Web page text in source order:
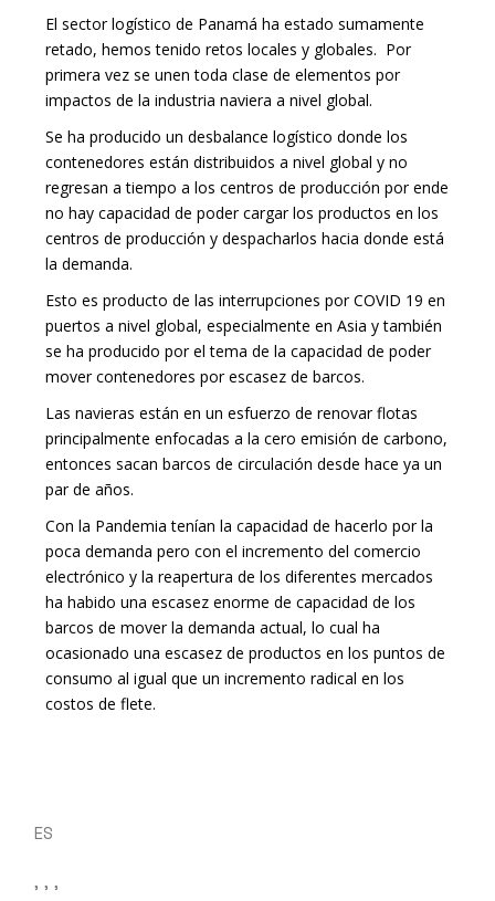
El sector logístico de Panamá ha estado sumamente
retado, hemos tenido retos locales y globales. Por
primera vez se unen toda clase de elementos por
impactos de la industria naviera a nivel global.
Se ha producido un desbalance logístico donde los
contenedores están distribuidos a nivel global y no
regresan a tiempo a los centros de producción por ende
no hay capacidad de poder cargar los productos en los
centros de producción y despacharlos hacia donde está
la demanda.
Esto es producto de las interrupciones por COVID 19 en
puertos a nivel global, especialmente en Asia y también
se ha producido por el tema de la capacidad de poder
mover contenedores por escasez de barcos.
Las navieras están en un esfuerzo de renovar flotas
principalmente enfocadas a la cero emisión de carbono,
entonces sacan barcos de circulación desde hace ya un
par de años.
Con la Pandemia tenían la capacidad de hacerlo por la
poca demanda pero con el incremento del comercio
electrónico y la reapertura de los diferentes mercados
ha habido una escasez enorme de capacidad de los
barcos de mover la demanda actual, lo cual ha
ocasionado una escasez de productos en los puntos de
consumo al igual que un incremento radical en los
costos de flete.
ES